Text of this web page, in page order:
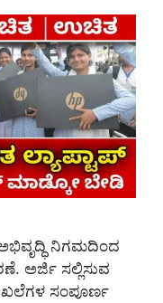
ನಿಗಮದಿಂದ
ಅರ್ಜಿ ಸಲ್ಲಿಸುವ
ಸಂಪೂರ್ಣ